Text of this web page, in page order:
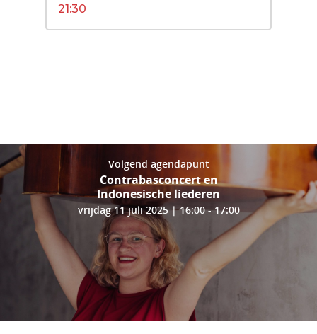
21:30
Volgend agendapunt
Contrabasconcert en
Indonesische liederen
vrijdag 11 juli 2025 | 16:00 - 17:00